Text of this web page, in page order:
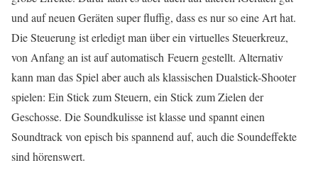
und auf neuen Geräten super fluffig, dass es nur so eine Art hat.
Die Steuerung ist erledigt man über ein virtuelles Steuerkreuz,
von Anfang an ist auf automatisch Feuern gestellt. Alternativ
kann man das Spiel aber auch als klassischen Dualstick-Shooter
spielen: Ein Stick zum Steuern, ein Stick zum Zielen der
Geschosse. Die Soundkulisse ist klasse und spannt einen
Soundtrack von episch bis spannend auf, auch die Soundeffekte
sind hörenswert.